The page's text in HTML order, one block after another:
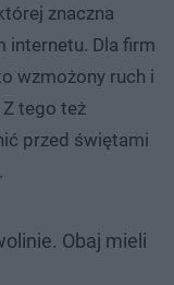
znaczna
internetu. Dla firm
wzmożony ruch i
tego też
przed świętami
Obaj mieli